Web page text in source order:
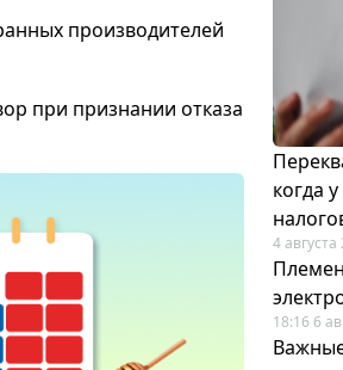
производителей
при признании отказа
когда
4 августа
18:16 6